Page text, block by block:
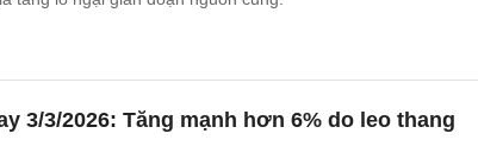
3/3/2026: Tăng mạnh hơn 6% do leo thang